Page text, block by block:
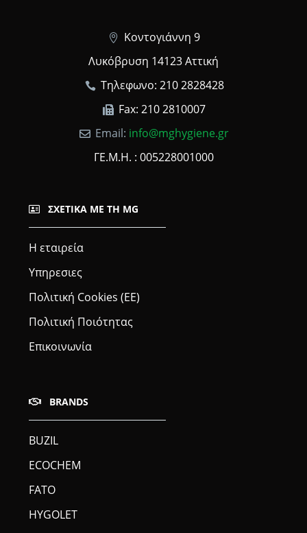
Κοντογιάννη 9
Λυκόβρυση 14123 Αττική
Τηλεφωνο: 210 2828428
Fax: 210 2810007
Email: info@mghygiene.gr
ΓΕ.Μ.Η. : 005228001000
ΣΧΕΤΙΚΆ ΜΕ ΤΗ MG
Η εταιρεία
Υπηρεσιες
Πολιτική Cookies (ΕΕ)
Πολιτική Ποιότητας
Επικοινωνία
BRANDS
BUZIL
ECOCHEM
FATO
HYGOLET